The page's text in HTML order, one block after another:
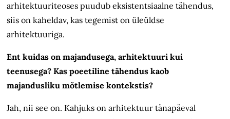
arhitektuuriteoses puudub eksistentsiaalne tähendus,
siis on kaheldav, kas tegemist on üleüldse
arhitektuuriga.
Ent kuidas on majandusega, arhitektuuri kui
teenusega? Kas poeetiline tähendus kaob
majandusliku mõtlemise kontekstis?
Jah, nii see on. Kahjuks on arhitektuur tänapäeval